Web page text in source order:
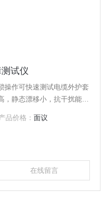
试仪
操作可快速测试电缆外护套
静态漂移小，抗干扰能力
品价格： 面议
在线留言